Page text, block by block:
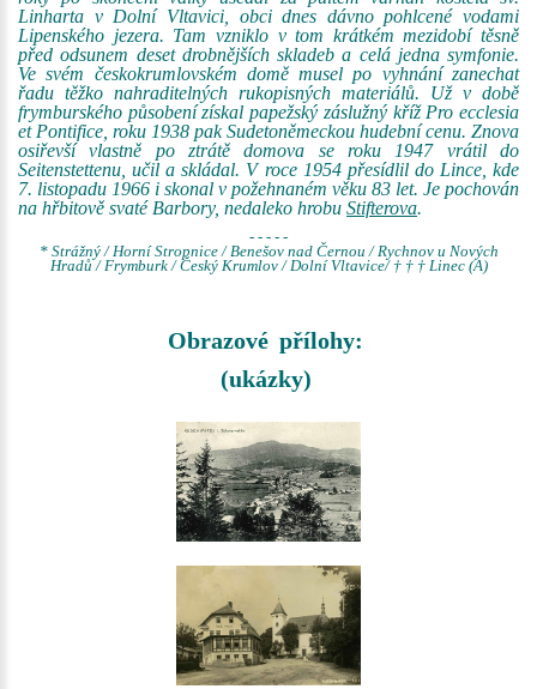
Linharta v Dolní Vltavici, obci dnes dávno pohlcené vodami
Lipenského jezera. Tam vzniklo v tom krátkém mezidobí těsně
před odsunem deset drobnějších skladeb a celá jedna symfonie.
Ve svém českokrumlovském domě musel po vyhnání zanechat
řadu těžko nahraditelných rukopisných materiálů. Už v době
frymburského působení získal papežský záslužný kříž Pro ecclesia
et Pontifice, roku 1938 pak Sudetoněmeckou hudební cenu. Znova
osiřevší vlastně po ztrátě domova se roku 1947 vrátil do
Seitenstettenu, učil a skládal. V roce 1954 přesídlil do Lince, kde
7. listopadu 1966 i skonal v požehnaném věku 83 let. Je pochován
na hřbitově svaté Barbory, nedaleko hrobu Stifterova.
- - - - -
* Strážný / Horní Stropnice / Benešov nad Černou / Rychnov u Nových
Hradů / Frymburk / Český Krumlov / Dolní Vltavice/ † † † Linec (A)
Obrazové přílohy:
(ukázky)